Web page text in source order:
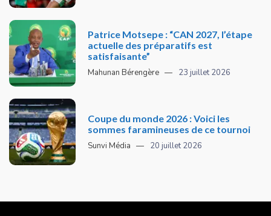
Patrice Motsepe : “CAN 2027, l’étape
actuelle des préparatifs est
satisfaisante”
Mahunan Bérengère 23 juillet 2026
Coupe du monde 2026 : Voici les
sommes faramineuses de ce tournoi
Sunvi Média 20 juillet 2026